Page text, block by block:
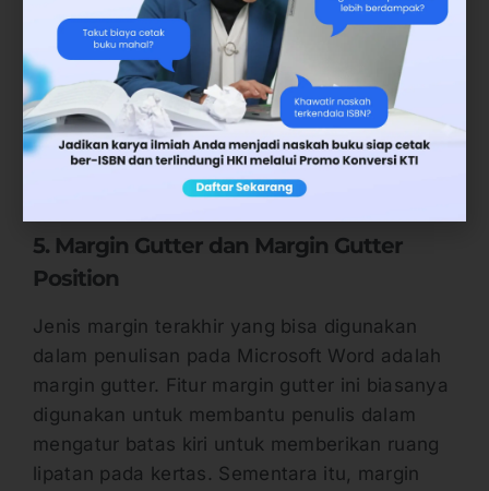
Oleh sebab itu, biasanya ukuran margin right
lebih kecil daripada ukuran margin left. Seperti
misalnya yang digunakan di dalam margin
skripsi yang benar, margin right ini memiliki
ukuran yang lebih kecil dibanding margin left
5. Margin Gutter dan Margin Gutter
Position
Jenis margin terakhir yang bisa digunakan
dalam penulisan pada Microsoft Word adalah
margin gutter. Fitur margin gutter ini biasanya
digunakan untuk membantu penulis dalam
mengatur batas kiri untuk memberikan ruang
lipatan pada kertas. Sementara itu, margin